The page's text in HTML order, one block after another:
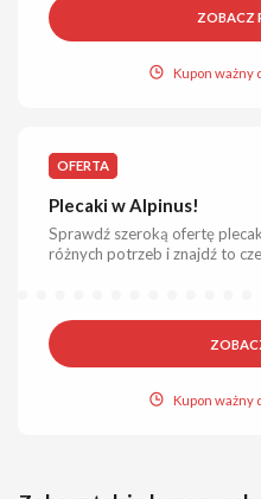
ZOBACZ
Kupon ważny
OFERTA
Plecaki w Alpinus!
Sprawdź szeroką ofertę
różnych potrzeb i znajdź to
Kupon ważny